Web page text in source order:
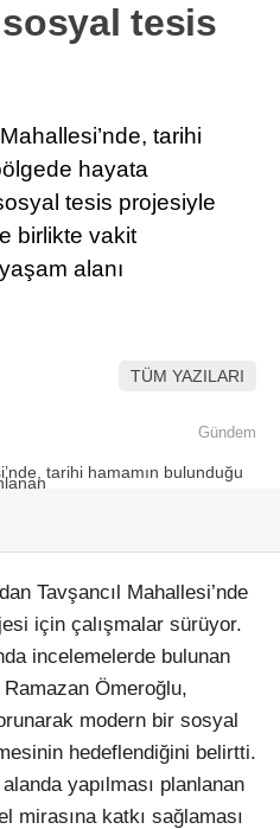
tesis
tarihi
hayata
tesis projesiyle
birlikte vakit
alanı
TÜM YAZILARI
Gündem
Tavşancıl Mahallesi’nde
için çalışmalar sürüyor.
incelemelerde bulunan
Ömeroğlu,
modern bir sosyal
hedeflendiğini belirtti.
yapılması planlanan
mirasına katkı sağlaması